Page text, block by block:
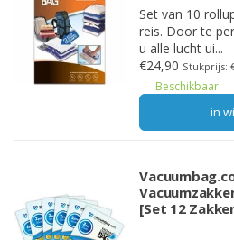
Set van 10
reis. Door te
u alle lucht ui...
€24,90 Stukprijs:
Beschikbaar
in
[Set 12